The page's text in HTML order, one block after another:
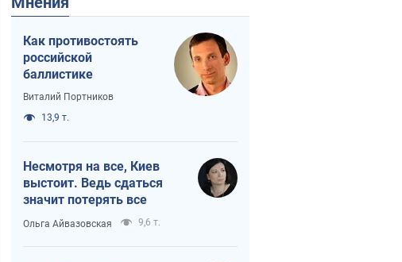
Как противостоять
российской
баллистике
Виталий Портников
13,9 т.
Несмотря на все, Киев
выстоит. Ведь сдаться
значит потерять все
Ольга Айвазовская 9,6 т.